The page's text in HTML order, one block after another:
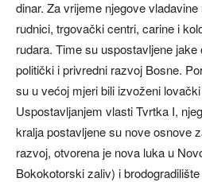
dinar. Za vrijeme njegove
rudnici, trgovački centri, carine i
rudara. Time su uspostavljene
politički i privredni razvoj Bosne.
su u većoj mjeri bili izvoženi
Uspostavljanjem vlasti Tvrtka I,
kralja postavljene su nove osnove
razvoj, otvorena je nova luka u
Bokokotorski zaliv) i